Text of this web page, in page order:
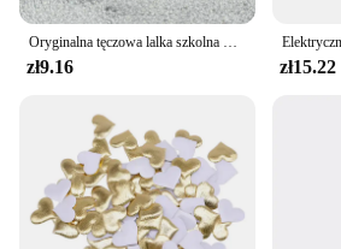
history.
Oryginalna tęczowa lalka szkolna w wielu stylach do wyboru butów, obcasów, butów, DIY Dress-up Girl Toys
zł9.16 zł15.22